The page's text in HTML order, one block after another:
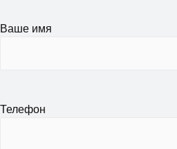
Ваше имя
Телефон